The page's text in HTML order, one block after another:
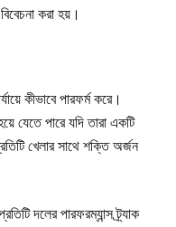
করা হয়।
কীভাবে পারফর্ম করে।
যেতে পারে যদি তারা একটি
খেলার সাথে শক্তি অর্জন
দলের পারফরম্যান্স ট্র্যাক